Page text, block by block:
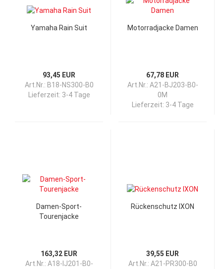
Yamaha Rain Suit
93,45 EUR
Art.Nr.: B18-NS300-B0
Lieferzeit: 3-4 Tage
Motorradjacke Damen
67,78 EUR
Art.Nr.: A21-BJ203-B0-
0M
Lieferzeit: 3-4 Tage
Damen-Sport-
Tourenjacke
163,32 EUR
Art.Nr.: A18-IJ201-B0-
Rückenschutz IXON
39,55 EUR
Art.Nr.: A21-PR300-B0